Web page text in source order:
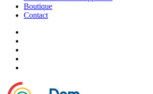
Boutique
Contact